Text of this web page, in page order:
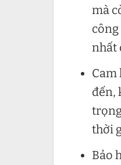
mà
nhất
Cam
đến,
thời
Bảo